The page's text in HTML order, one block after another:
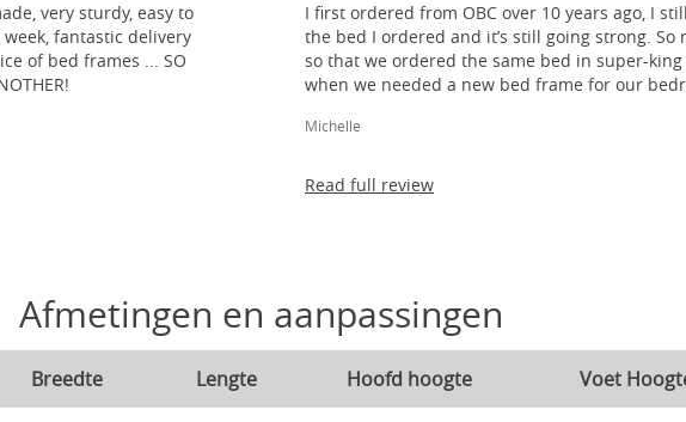
very sturdy, easy to
fantastic delivery
of bed frames ... SO
I first ordered from OBC over 10 years ago, I
the bed I ordered and it’s still going strong. So
so that we ordered the same bed in super-king
when we needed a new bed frame for our
Michelle
Read full review
Afmetingen en aanpassingen
Breedte Lengte Hoofd hoogte Voet